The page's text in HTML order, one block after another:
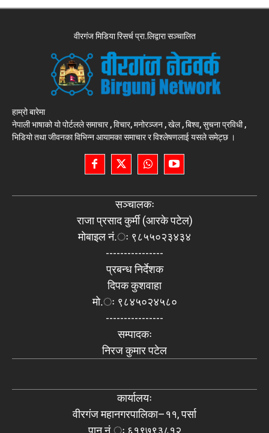
वीरगंज मिडिया रिसर्च प्रा.लिद्वारा सञ्चालित
हाम्रो बारेमा
नेपाली भाषाको यो पोर्टलले समाचार , विचार, मनोरञ्जन , खेल , बिश्व, सुचना प्रविधी ,
भिडियो तथा जीवनका विभिन्न आयामका समाचार र विश्लेषणलाई यसले समेट्छ ।
सञ्चालकः
राजा प्रसाद कुर्मी (आरके पटेल)
मोबाइल नं.ः ९८५५०२३४३४
----------------
प्रबन्ध निर्देशक
दिपक कुशवाहा
मो.ः ९८४५०२४५८०
----------------
सम्पादकः
निरज कुमार पटेल
कार्यालयः
वीरगंज महानगरपालिका–११, पर्सा